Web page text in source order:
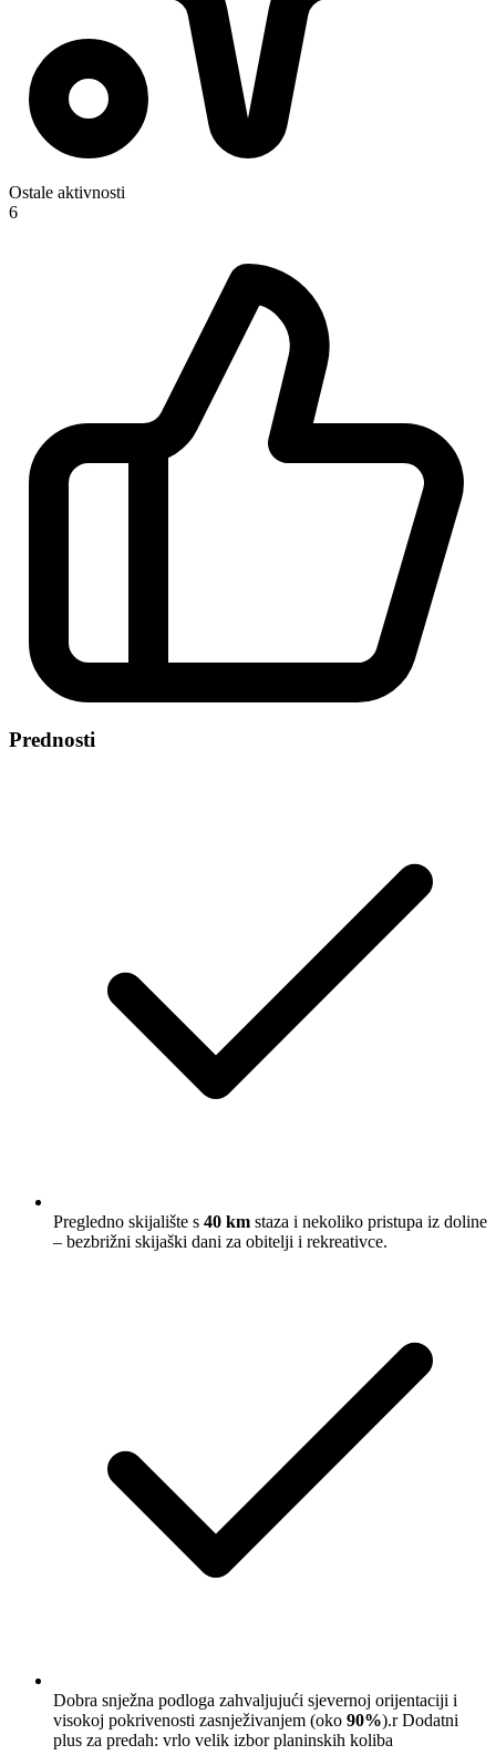
Ostale aktivnosti
6
Prednosti
Pregledno skijalište s 40 km staza i nekoliko pristupa iz doline
– bezbrižni skijaški dani za obitelji i rekreativce.
Dobra snježna podloga zahvaljujući sjevernoj orijentaciji i
visokoj pokrivenosti zasnježivanjem (oko 90%).r Dodatni
plus za predah: vrlo velik izbor planinskih koliba